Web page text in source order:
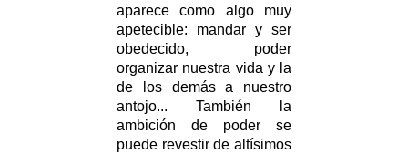
aparece como algo muy
apetecible: mandar y ser
obedecido, poder
organizar nuestra vida y la
de los demás a nuestro
antojo... También la
ambición de poder se
puede revestir de altísimos